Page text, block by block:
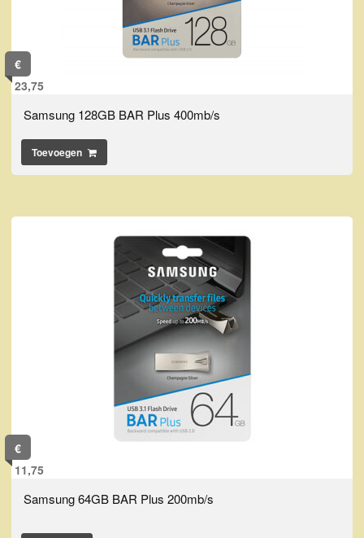
€
23,75
Samsung 128GB BAR Plus 400mb/s
Toevoegen
€
11,75
Samsung 64GB BAR Plus 200mb/s